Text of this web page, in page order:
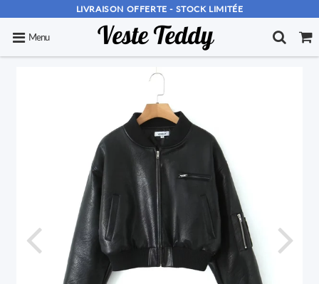
LIVRAISON OFFERTE - STOCK LIMITÉE
Menu